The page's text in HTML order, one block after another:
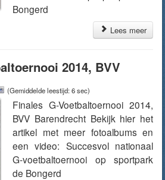
Bongerd
Lees meer
2014, BVV
(Gemiddelde leestijd: 6 sec)
Finales G-Voetbaltoernooi 2014,
BVV Barendrecht Bekijk hier het
artikel met meer fotoalbums en
een video: Succesvol nationaal
G-voetbaltoernooi op sportpark
de Bongerd